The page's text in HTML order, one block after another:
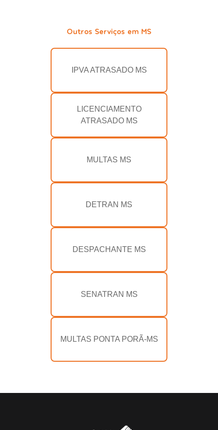
Outros Serviços em MS
IPVA ATRASADO MS
LICENCIAMENTO
ATRASADO MS
MULTAS MS
DETRAN MS
DESPACHANTE MS
SENATRAN MS
MULTAS PONTA PORÃ-MS